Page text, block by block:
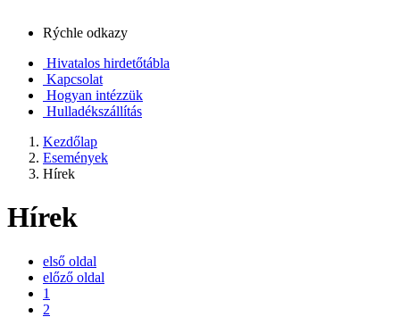
Rýchle odkazy
Hivatalos hirdetőtábla
Kapcsolat
Hogyan intézzük
Hulladékszállítás
Kezdőlap
Események
Hírek
Hírek
első oldal
előző oldal
1
2